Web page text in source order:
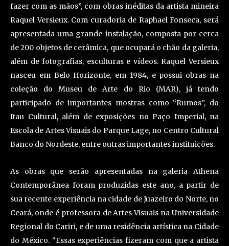
fazer com as mãos”, com obras inéditas da artista mineira
Raquel Versieux. Com curadoria de Raphael Fonseca, será
apresentada uma grande instalação, composta por cerca
de 200 objetos de cerâmica, que ocupará o chão da galeria,
além de fotografias, esculturas e vídeos. Raquel Versieux
nasceu em Belo Horizonte, em 1984, e possui obras na
coleção do Museu de Arte do Rio (MAR), já tendo
participado de importantes mostras como “Rumos”, do
Itau Cultural, além de exposições no Paço Imperial, na
Escola de Artes Visuais do Parque Lage, no Centro Cultural
Banco do Nordeste, entre outras importantes instituições.
As obras que serão apresentadas na galeria Athena
Contemporânea foram produzidas este ano, a partir de
sua recente experiência na cidade de Juazeiro do Norte, no
Ceará, onde é professora de Artes Visuais na Universidade
Regional do Cariri, e de uma residência artística na Cidade
do México. “Essas experiências fizeram com que a artista